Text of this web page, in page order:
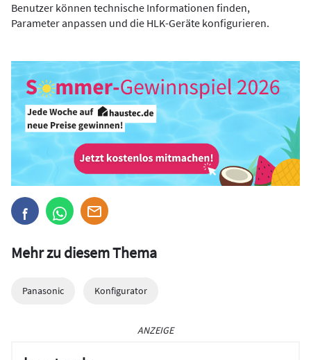
Benutzer können technische Informationen finden,
Parameter anpassen und die HLK-Geräte konfigurieren.
Mehr zu diesem Thema
Panasonic Konfigurator
ANZEIGE